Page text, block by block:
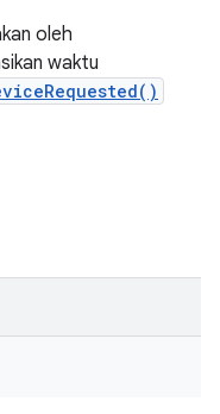
oleh
waktu